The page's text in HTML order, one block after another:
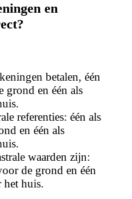
en
betalen, één
grond en één als
referenties: één als
en één als
waarden zijn:
de grond en één
het huis.